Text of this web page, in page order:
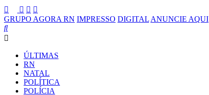
GRUPO AGORA RN IMPRESSO DIGITAL ANUNCIE AQUI
ÚLTIMAS
RN
NATAL
POLÍTICA
POLÍCIA